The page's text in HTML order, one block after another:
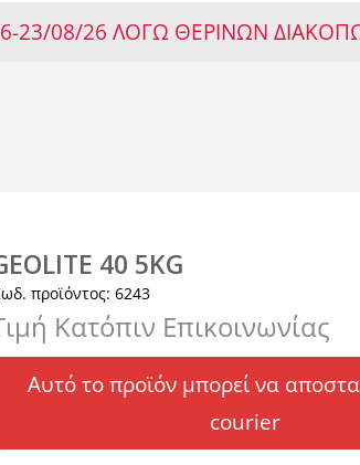
23/08/26 ΛΟΓΩ ΘΕΡΙΝΩΝ
40 5KG
προϊόντος: 6243
Κατόπιν Επικοινωνίας
Αυτό το προϊόν μπορεί να
courier